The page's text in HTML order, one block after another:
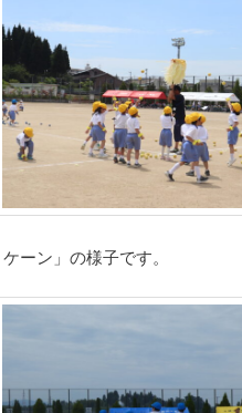
ーン」の様子です。